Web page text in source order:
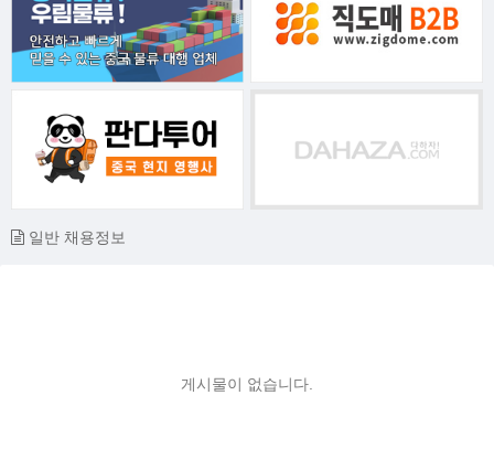
일반 채용정보
게시물이 없습니다.